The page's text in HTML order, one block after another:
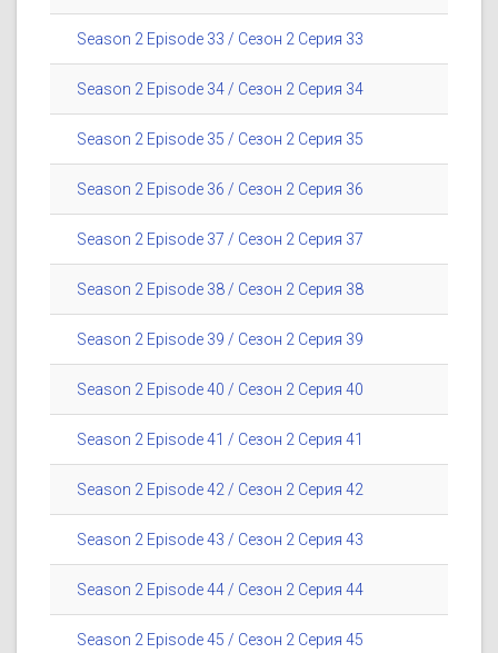
Season 2 Episode 33 / Сезон 2 Серия 33
Season 2 Episode 34 / Сезон 2 Серия 34
Season 2 Episode 35 / Сезон 2 Серия 35
Season 2 Episode 36 / Сезон 2 Серия 36
Season 2 Episode 37 / Сезон 2 Серия 37
Season 2 Episode 38 / Сезон 2 Серия 38
Season 2 Episode 39 / Сезон 2 Серия 39
Season 2 Episode 40 / Сезон 2 Серия 40
Season 2 Episode 41 / Сезон 2 Серия 41
Season 2 Episode 42 / Сезон 2 Серия 42
Season 2 Episode 43 / Сезон 2 Серия 43
Season 2 Episode 44 / Сезон 2 Серия 44
Season 2 Episode 45 / Сезон 2 Серия 45